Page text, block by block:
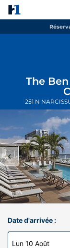
The
251 N
Date d'arrivée :
Lun 10 Août